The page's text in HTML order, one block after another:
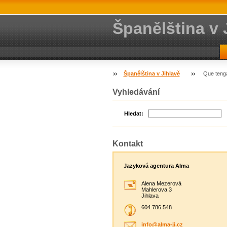
Španělština v
Španělština v Jihlavě Que
Vyhledávání
Hledat:
Kontakt
Jazyková agentura Alma
Alena Mezerová
Mahlerova 3
Jihlava
604 786 548
info@alma-ji.cz